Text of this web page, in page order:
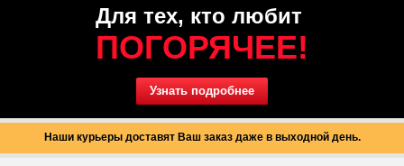
Для тех, кто любит
ПОГОРЯЧЕЕ!
Узнать подробнее
Наши курьеры доставят Ваш заказ даже в выходной день.